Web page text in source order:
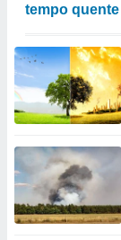
tempo quente